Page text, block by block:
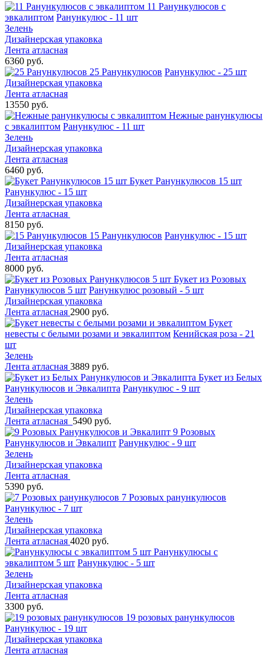
11 Ранункулюсов с
эвкалиптом Ранункулюс - 11 шт
Зелень
Дизайнерская упаковка
Лента атласная
6360 руб.
25 Ранункулюсов Ранункулюс - 25 шт
Дизайнерская упаковка
Лента атласная
13550 руб.
Нежные ранункулюсы
с эвкалиптом Ранункулюс - 11 шт
Зелень
Дизайнерская упаковка
Лента атласная
6460 руб.
Букет Ранункулюсов 15 шт
Ранункулюс - 15 шт
Дизайнерская упаковка
Лента атласная
8150 руб.
15 Ранункулюсов Ранункулюс - 15 шт
Дизайнерская упаковка
Лента атласная
8000 руб.
Букет из Розовых
Ранункулюсов 5 шт Ранункулюс розовый - 5 шт
Дизайнерская упаковка
Лента атласная 2900 руб.
Букет
невесты с белыми розами и эвкалиптом Кенийская роза - 21
шт
Зелень
Лента атласная 3889 руб.
Букет из Белых
Ранункулюсов и Эвкалипта Ранункулюс - 9 шт
Зелень
Дизайнерская упаковка
Лента атласная 5490 руб.
9 Розовых
Ранункулюсов и Эвкалипт Ранункулюс - 9 шт
Зелень
Дизайнерская упаковка
Лента атласная
5390 руб.
7 Розовых ранункулюсов
Ранункулюс - 7 шт
Зелень
Дизайнерская упаковка
Лента атласная 4020 руб.
Ранункулюсы с
эвкалиптом 5 шт Ранункулюс - 5 шт
Зелень
Дизайнерская упаковка
Лента атласная
3300 руб.
19 розовых ранункулюсов
Ранункулюс - 19 шт
Дизайнерская упаковка
Лента атласная